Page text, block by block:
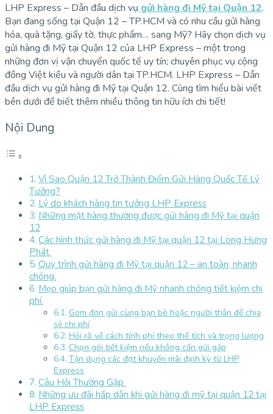
LHP Express – Dẫn đầu dịch vụ gửi hàng đi Mỹ tại Quận 12.
Bạn đang sống tại Quận 12 – TP.HCM và có nhu cầu gửi hàng
hóa, quà tặng, giấy tờ, thực phẩm… sang Mỹ? Hãy chọn dịch vụ
gửi hàng đi Mỹ tại Quận 12 của LHP Express – một trong
những đơn vị vận chuyển quốc tế uy tín; chuyên phục vụ cộng
đồng Việt kiều và người dân tại TP.HCM. LHP Express – Dẫn
đầu dịch vụ gửi hàng đi Mỹ tại Quận 12. Cùng tìm hiểu bài viết
bên dưới để biết thêm nhiều thông tin hữu ích chi tiết!
Nội Dung
Vì Sao Quận 12 Trở Thành Điểm Gửi Hàng Quốc Tế Lý
Tưởng?
Lý do khách hàng tin tưởng LHP Express
Những mặt hàng thường được gửi hàng đi Mỹ tại quận
12
Các hình thức gửi hàng đi Mỹ tại quận 12 tại Long Hưng
Phát
Quy trình gửi hàng đi Mỹ tại quận 12 – an toàn, nhanh
chóng.
Mẹo giúp bạn gửi hàng đi Mỹ nhanh chóng tiết kiệm chi
phí.
Gom đơn gửi cùng bạn bè hoặc người thân để chia
sẻ chi phí
Hỏi rõ về cách tính phí theo thể tích và trọng lượng
Chọn gói tiết kiệm nếu không cần gửi gấp
Tận dụng các đợt khuyến mãi định kỳ từ LHP
Express
Câu Hỏi Thường Gặp
Những ưu đãi hấp dẫn khi gửi hàng đi mỹ tại quận 12 tại
LHP Express